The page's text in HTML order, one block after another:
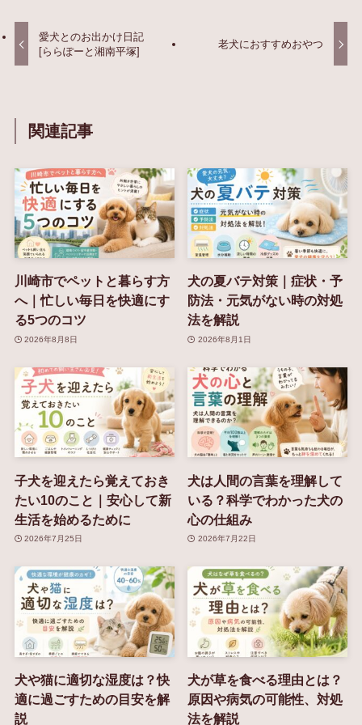
愛犬とのお出かけ日記
[ららぽーと湘南平塚]
老犬におすすめおやつ
関連記事
川崎市でペットと暮らす方
へ｜忙しい毎日を快適にす
る5つのコツ
2026年8月8日
犬の夏バテ対策｜症状・予
防法・元気がない時の対処
法を解説
2026年8月1日
子犬を迎えたら覚えておき
たい10のこと｜安心して新
生活を始めるために
2026年7月25日
犬は人間の言葉を理解して
いる？科学でわかった犬の
心の仕組み
2026年7月22日
犬や猫に適切な湿度は？快
適に過ごすための目安を解
説
犬が草を食べる理由とは？
原因や病気の可能性、対処
法を解説